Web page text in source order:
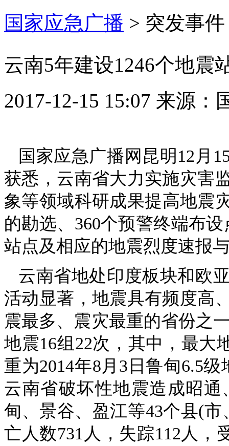
国家应急广播 > 突发事件
云南5年建设1246个地震
2017-12-15 15:07 来源：
国家应急广播网昆明12月
获悉，云南省大力实施灾害
象等领域科研成果提高地震
的勘选、360个预警终端布
站点及相应的地震烈度速报
云南省地处印度板块和欧
活动显著，地震具有频度高
震最多、震灾最重的省份之
地震16组22次，其中，最大
重为2014年8月3日鲁甸6.5
云南省破坏性地震造成昭
甸、景谷、盈江等43个县(
亡人数731人，失踪112人，